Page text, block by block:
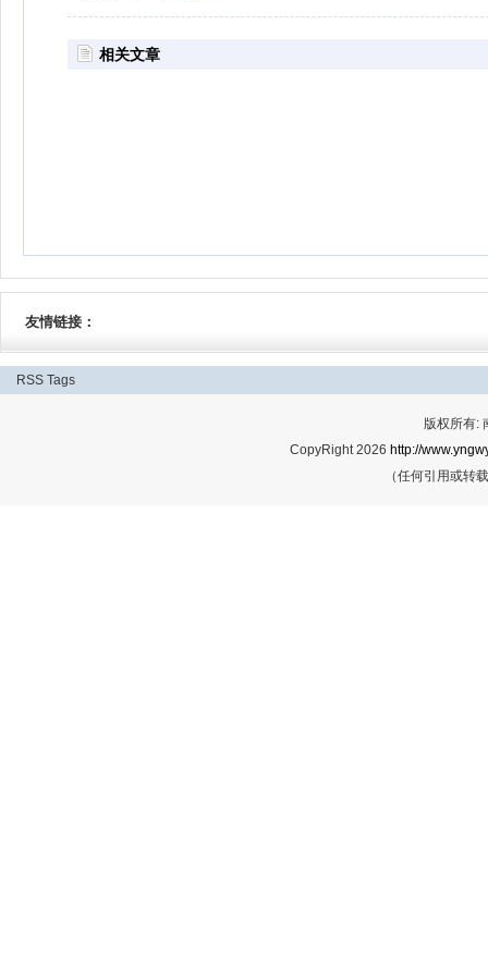
相关文章
友情链接：
RSS Tags
版权所有:
CopyRight 2026 http://
（任何引用或转